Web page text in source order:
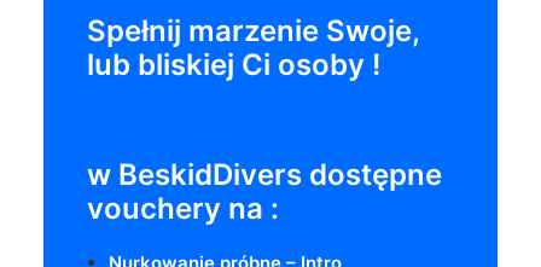
Spełnij marzenie Swoje,
lub bliskiej Ci osoby !
w BeskidDivers dostępne
vouchery na :